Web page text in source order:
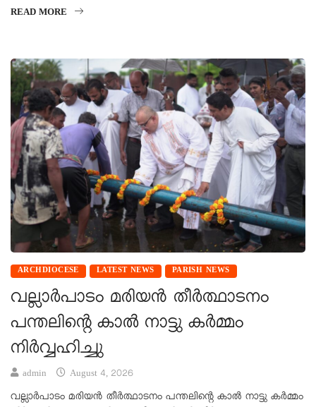
READ MORE
ARCHDIOCESE LATEST NEWS PARISH NEWS
വല്ലാർപാടം മരിയൻ തീർത്ഥാടനം
പന്തലിന്റെ കാൽ നാട്ടു കർമ്മം
നിർവ്വഹിച്ചു
admin August 4, 2026
വല്ലാർപാടം മരിയൻ തീർത്ഥാടനം പന്തലിന്റെ കാൽ നാട്ടു കർമ്മം